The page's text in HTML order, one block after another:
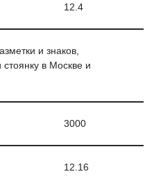
12.4
и знаков,
в Москве и
3000
12.16